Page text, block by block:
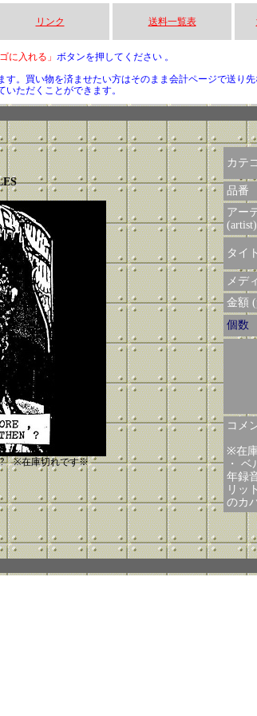
リンク 送料一覧表
に入れる」 ボタンを押してください 。
。買い物を済ませたい方はそのまま会計ページで送り
ただくことができます。
※在庫切れです※
カテ
品番
アー
(artist)
タイ
メデ
金額
個数
コメ
※在
・
年録
リッ
のカ